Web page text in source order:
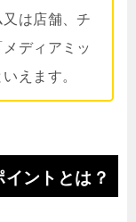
は店舗、チ
ディアミッ
えます。
ントとは？